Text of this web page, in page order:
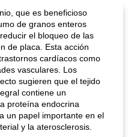
que es beneficioso
de granos enteros
el bloqueo de las
de placa. Esta acción
cardíacos como
vasculares. Los
sugieren que el tejido
contiene un
proteína endocrina
un papel importante en el
y la aterosclerosis.